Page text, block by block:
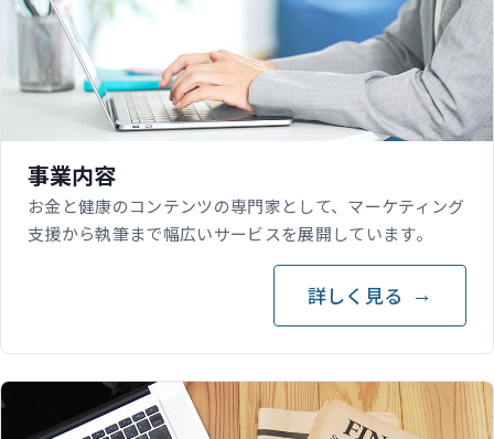
事業内容
お金と健康のコンテンツの専門家として、マーケティング
支援から執筆まで幅広いサービスを展開しています。
詳しく見る